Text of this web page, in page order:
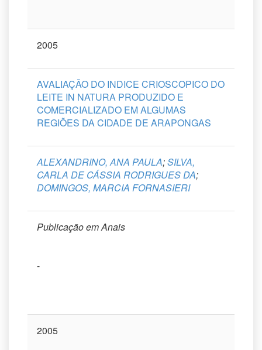
2005
AVALIAÇÃO DO INDICE CRIOSCOPICO DO
LEITE IN NATURA PRODUZIDO E
COMERCIALIZADO EM ALGUMAS
REGIÕES DA CIDADE DE ARAPONGAS
ALEXANDRINO, ANA PAULA;SILVA,
CARLA DE CÁSSIA RODRIGUES DA;
DOMINGOS, MARCIA FORNASIERI
Publicação em Anais
-
2005